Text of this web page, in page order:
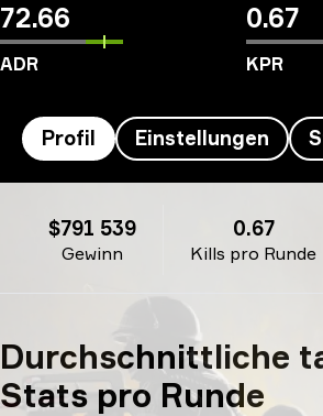
72.66
ADR
0.67
KPR
Profil Einstellungen
Gewinn
$791 539
Kills pro Runde
0.67
Durchschnittliche
Stats pro Runde